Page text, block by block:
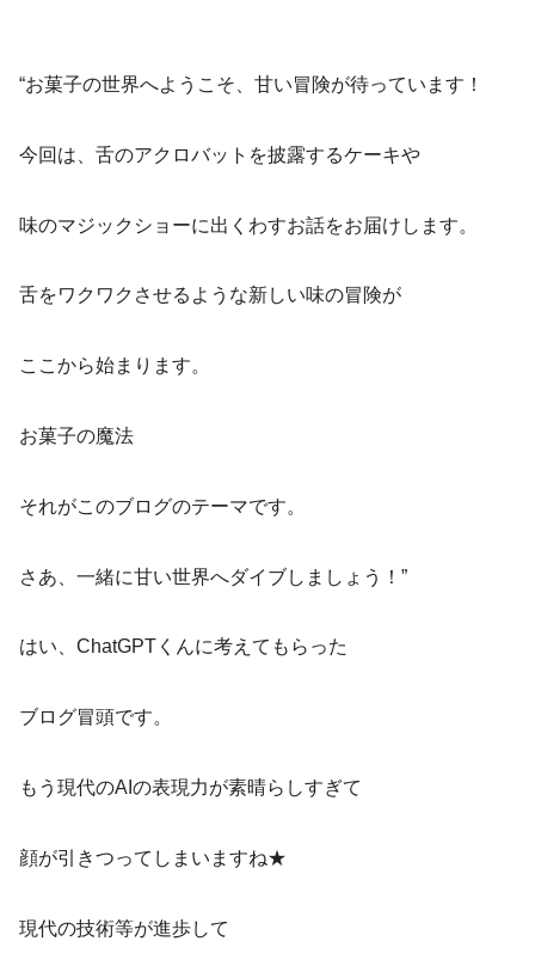
“お菓子の世界へようこそ、甘い冒険が待っています！
今回は、舌のアクロバットを披露するケーキや
味のマジックショーに出くわすお話をお届けします。
舌をワクワクさせるような新しい味の冒険が
ここから始まります。
お菓子の魔法
それがこのブログのテーマです。
さあ、一緒に甘い世界へダイブしましょう！”
はい、ChatGPTくんに考えてもらった
ブログ冒頭です。
もう現代のAIの表現力が素晴らしすぎて
顔が引きつってしまいますね★
現代の技術等が進歩して